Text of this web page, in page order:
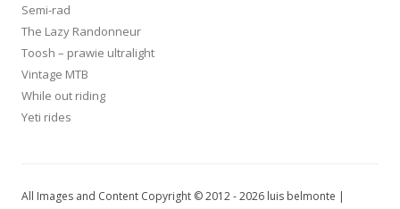
Semi-rad
The Lazy Randonneur
Toosh – prawie ultralight
Vintage MTB
While out riding
Yeti rides
All Images and Content Copyright © 2012 - 2026 luis belmonte |